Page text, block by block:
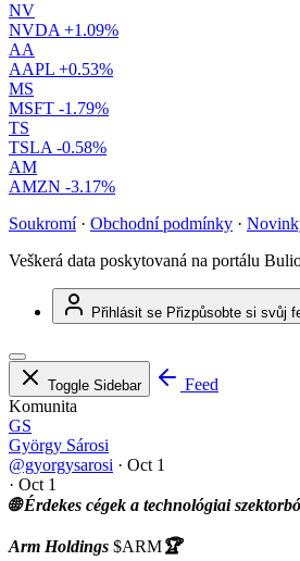
NV
NVDA +1.09%
AA
AAPL +0.53%
MS
MSFT -1.79%
TS
TSLA -0.58%
AM
AMZN -3.17%
Soukromí · Obchodní podmínky ·
Veškerá data poskytovaná na portálu
Přihlásit se Přizpůsobte si svůj
Toggle Sidebar
Feed
Komunita
GS
György Sárosi
@gyorgysarosi · Oct 1
· Oct 1
🌐 Érdekes cégek a technológiai
Arm Holdings $ARM🏆